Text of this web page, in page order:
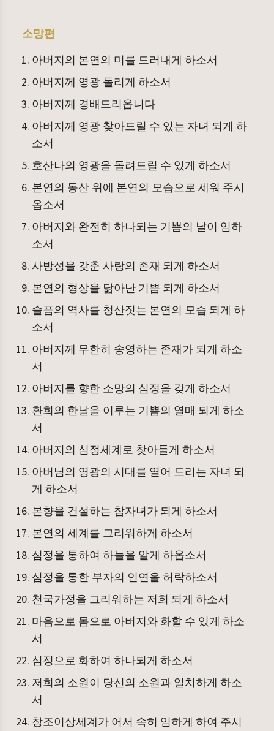
소망편
아버지의 본연의 미를 드러내게 하소서
아버지께 영광 돌리게 하소서
아버지께 경배드리옵니다
아버지께 영광 찾아드릴 수 있는 자녀 되게 하
소서
호산나의 영광을 돌려드릴 수 있게 하소서
본연의 동산 위에 본연의 모습으로 세워 주시
옵소서
아버지와 완전히 하나되는 기쁨의 날이 임하
소서
사방성을 갖춘 사랑의 존재 되게 하소서
본연의 형상을 닮아난 기쁨 되게 하소서
슬픔의 역사를 청산짓는 본연의 모습 되게 하
소서
아버지께 무한히 송영하는 존재가 되게 하소
서
아버지를 향한 소망의 심정을 갖게 하소서
환희의 한날을 이루는 기쁨의 열매 되게 하소
서
아버지의 심정세계로 찾아들게 하소서
아버님의 영광의 시대를 열어 드리는 자녀 되
게 하소서
본향을 건설하는 참자녀가 되게 하소서
본연의 세계를 그리워하게 하소서
심정을 통하여 하늘을 알게 하옵소서
심정을 통한 부자의 인연을 허락하소서
천국가정을 그리워하는 저희 되게 하소서
마음으로 몸으로 아버지와 화할 수 있게 하소
서
심정으로 화하여 하나되게 하소서
저희의 소원이 당신의 소원과 일치하게 하소
서
창조이상세계가 어서 속히 임하게 하여 주시